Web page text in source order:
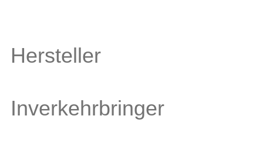
Hersteller
Inverkehrbringer